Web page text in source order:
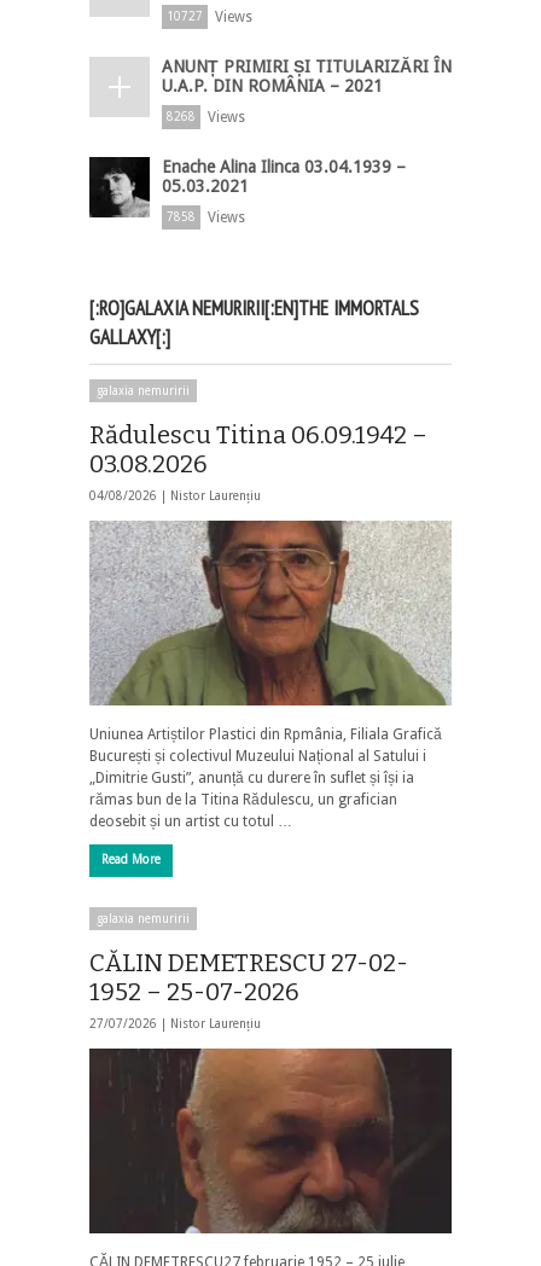
10727 Views
ANUNȚ PRIMIRI ȘI TITULARIZĂRI ÎN
U.A.P. DIN ROMÂNIA – 2021
8268 Views
Enache Alina Ilinca 03.04.1939 –
05.03.2021
7858 Views
[:RO]GALAXIA NEMURIRII[:EN]THE IMMORTALS
GALLAXY[:]
galaxia nemuririi
Rădulescu Titina 06.09.1942 –
03.08.2026
04/08/2026 | Nistor Laurențiu
Uniunea Artiștilor Plastici din Rpmânia, Filiala Grafică
București și colectivul Muzeului Național al Satului i
„Dimitrie Gusti”, anunță cu durere în suflet și își ia
rămas bun de la Titina Rădulescu, un grafician
deosebit și un artist cu totul …
Read More
galaxia nemuririi
CĂLIN DEMETRESCU 27-02-
1952 – 25-07-2026
27/07/2026 | Nistor Laurențiu
CĂLIN DEMETRESCU27 februarie 1952 – 25 iulie